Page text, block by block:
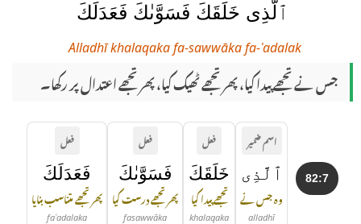
ٱلَّذِى خَلَقَكَ فَسَوَّىٰكَ فَعَدَلَكَ
Alladhī khalaqaka fa-sawwāka fa-ʿadalak
جس نے تجھے پیدا کیا، پھر تجھے ٹھیک کیا، پھر تجھے اعتدال پر رکھا۔
82:7
اسم ضمیر
ٱلَّذِى
وہ جس نے
alladhī
فعل
خَلَقَكَ
تجھے پیدا کیا
khalaqaka
فعل
فَسَوَّىٰكَ
پھر تجھے درست کیا
fasawwāka
فعل
فَعَدَلَكَ
پھر تجھے متناسب بنایا
faʿadalaka